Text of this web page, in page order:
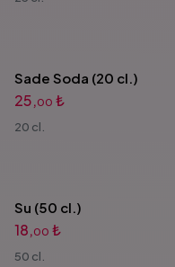
Sade Soda (20 cl.)
25,00 ₺
20 cl.
Su (50 cl.)
18,00 ₺
50 cl.